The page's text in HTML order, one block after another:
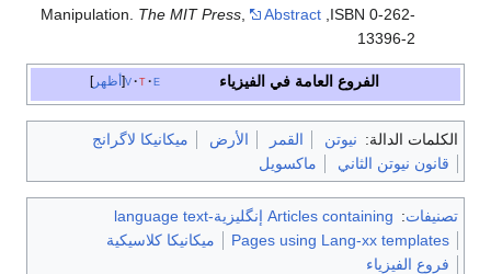
Manipulation. The MIT Press Abstract ,ISBN 0-262-
13396-2
أظهر v t e الفروع العامة في الفيزياء
الكلمات الدالة: نيوتن القمر الأرض
ميكانيكا لاگرانج
قانون نيوتن الثاني
ماكسويل
تصنيفات: Articles containing إنگليزية-language text
Pages using Lang-xx templates
ميكانيكا كلاسيكية
فروع الفيزياء